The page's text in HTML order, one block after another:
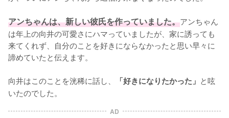
アンちゃんは、新しい彼氏を作っていました。アンちゃん
は年上の向井の可愛さにハマっていましたが、家に誘っても
来てくれず、自分のことを好きにならなかったと思い早々に
諦めていたと伝えます。
向井はこのことを洸稀に話し、 「好きになりたかった」 と呟
いたのでした。
AD